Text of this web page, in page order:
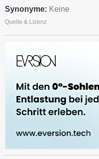
Synonyme: Keine
Quelle & Lizenz